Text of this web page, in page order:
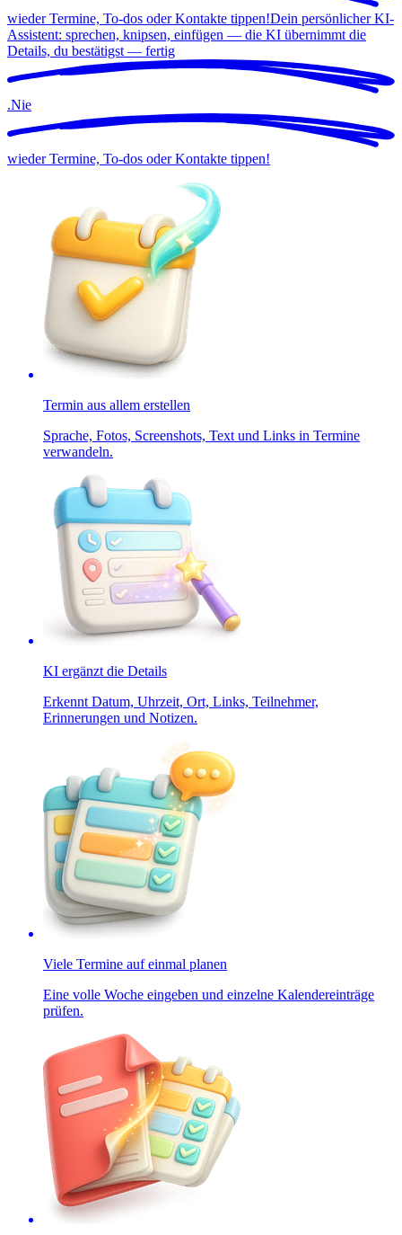
wieder Termine, To-dos oder Kontakte tippen!Dein persönlicher KI-
Assistent: sprechen, knipsen, einfügen — die KI übernimmt die
Details, du bestätigst — fertig
.Nie
wieder Termine, To-dos oder Kontakte tippen!
Termin aus allem erstellen
Sprache, Fotos, Screenshots, Text und Links in Termine
verwandeln.
KI ergänzt die Details
Erkennt Datum, Uhrzeit, Ort, Links, Teilnehmer,
Erinnerungen und Notizen.
Viele Termine auf einmal planen
Eine volle Woche eingeben und einzelne Kalendereinträge
prüfen.